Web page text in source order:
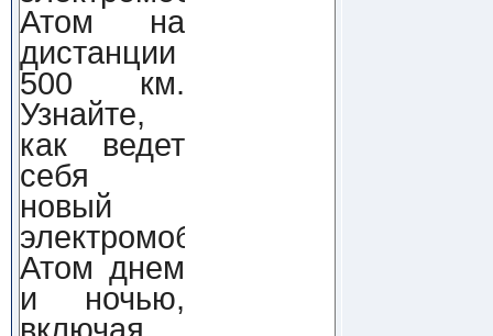
Атом на
дистанции
500 км.
Узнайте,
как ведет
себя
новый
электромобиль
Атом днем
и ночью,